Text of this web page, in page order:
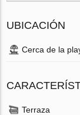
UBICACIÓN
Cerca de la
Terraza